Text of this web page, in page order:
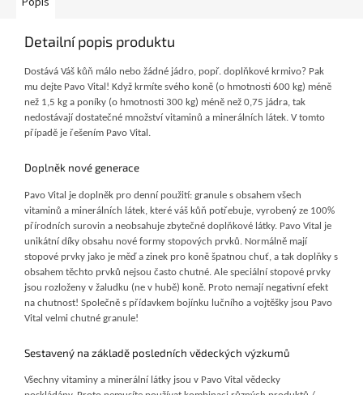
Detailní popis produktu
Dostává Váš kůň málo nebo žádné jádro, popř. doplňkové krmivo? Pak
mu dejte Pavo Vital! Když krmíte svého koně (o hmotnosti 600 kg) méně
než 1,5 kg a poníky (o hmotnosti 300 kg) méně než 0,75 jádra, tak
nedostávají dostatečné množství vitaminů a minerálních látek. V tomto
případě je řešením Pavo Vital.
Doplněk nové generace
Pavo Vital je doplněk pro denní použití: granule s obsahem všech
vitaminů a minerálních látek, které váš kůň potřebuje, vyrobený ze 100%
přírodních surovin a neobsahuje zbytečné doplňkové látky. Pavo Vital je
unikátní díky obsahu nové formy stopových prvků. Normálně mají
stopové prvky jako je měď a zinek pro koně špatnou chuť, a tak doplňky s
obsahem těchto prvků nejsou často chutné. Ale speciální stopové prvky
jsou rozloženy v žaludku (ne v hubě) koně. Proto nemají negativní efekt
na chutnost! Společně s přídavkem bojínku lučního a vojtěšky jsou Pavo
Vital velmi chutné granule!
Sestavený na základě posledních vědeckých výzkumů
Všechny vitaminy a minerální látky jsou v Pavo Vital vědecky